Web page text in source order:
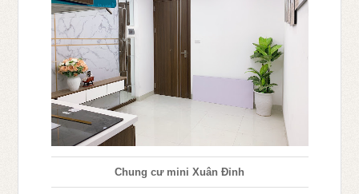
Chung cư mini Xuân Đỉnh